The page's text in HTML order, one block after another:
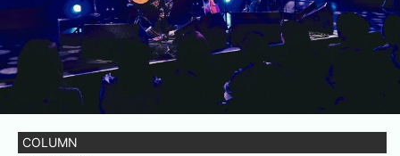
COLUMN